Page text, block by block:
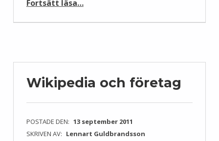
Fortsätt läsa…
Wikipedia och företag
POSTADE DEN: 13 september 2011
SKRIVEN AV: Lennart Guldbrandsson